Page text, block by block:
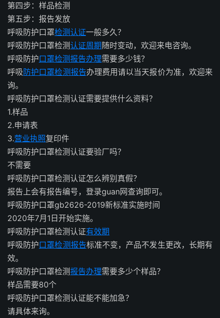
第四步：样品检测
第五步：报告发放
呼吸防护口罩检测认证一般多久？
呼吸防护口罩检测认证周期 随时变动，欢迎来电咨询。
呼吸防护口罩检测报告办理需要多少钱？
呼吸防护口罩检测报告办理费用请以当天报价为准，欢迎来
询。
呼吸防护口罩检测认证需要提供什么资料？
1.样品
2.申请表
3.营业执照复印件
呼吸防护口罩检测认证要验厂吗？
不需要
呼吸防护口罩检测认证怎么辨别真假？
报告上会有报告编号，登录guan网查询即可。
呼吸防护口罩gb2626-2019新标准实施时间
2020年7月1日开始实施。
呼吸防护口罩检测认证有效期
呼吸防护口罩检测报告标准不变，产品不发生更改，长期有
效。
呼吸防护口罩检测报告办理需要多少个样品？
样品需要80个
呼吸防护口罩检测认证能不能加急？
请具体来询。